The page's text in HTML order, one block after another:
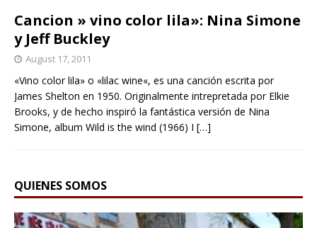
Cancion » vino color lila»: Nina Simone
y Jeff Buckley
August 17, 2011
«Vino color lila» o «lilac wine«, es una canción escrita por
James Shelton en 1950. Originalmente intrepretada por Elkie
Brooks, y de hecho inspiró la fantástica versión de Nina
Simone, album Wild is the wind (1966) I […]
QUIENES SOMOS